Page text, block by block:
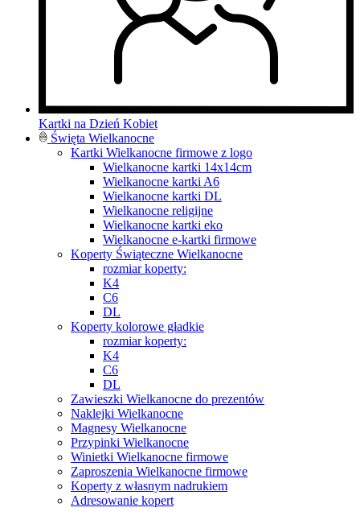
Kartki na Dzień Kobiet
Święta Wielkanocne
Kartki Wielkanocne firmowe z logo
Wielkanocne kartki 14x14cm
Wielkanocne kartki A6
Wielkanocne kartki DL
Wielkanocne religijne
Wielkanocne kartki eko
Wielkanocne e-kartki firmowe
Koperty Świąteczne Wielkanocne
rozmiar koperty:
K4
C6
DL
Koperty kolorowe gładkie
rozmiar koperty:
K4
C6
DL
Zawieszki Wielkanocne do prezentów
Naklejki Wielkanocne
Magnesy Wielkanocne
Przypinki Wielkanocne
Winietki Wielkanocne firmowe
Zaproszenia Wielkanocne firmowe
Koperty z własnym nadrukiem
Adresowanie kopert